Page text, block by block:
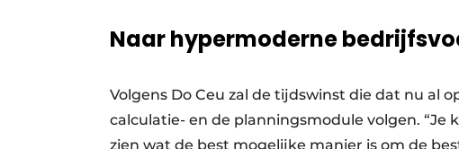
Naar hypermoderne
Volgens Do Ceu zal de tijdswinst die dat nu al
calculatie- en de planningsmodule volgen.
zien wat de best mogelijke manier is om de